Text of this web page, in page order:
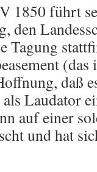
1850 führt
den
Tagung
(das
daß
Laudator
auf einer
und hat